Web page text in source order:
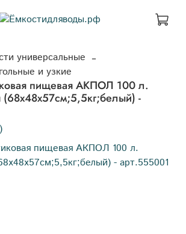
универсальные
и узкие
пищевая АКПОЛ 100 л.
(68x48x57см;5,5кг;белый) -